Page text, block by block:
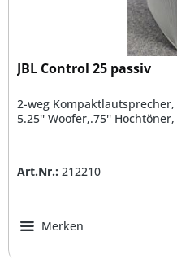
JBL Control 25 passiv
2-weg
5.25'' Woofer,.75''
Art.Nr.: 212210
Merken